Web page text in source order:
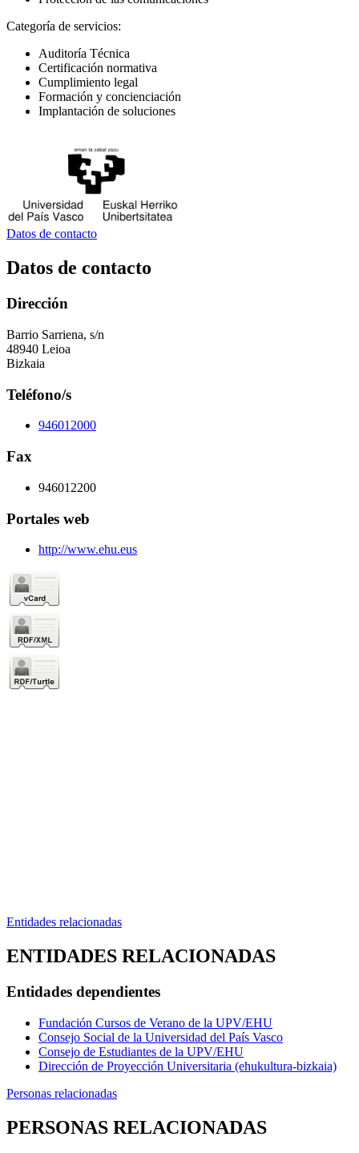
Categoría de servicios:
Auditoría Técnica
Certificación normativa
Cumplimiento legal
Formación y concienciación
Implantación de soluciones
Datos de contacto
Datos de contacto
Dirección
Barrio Sarriena, s/n
48940 Leioa
Bizkaia
Teléfono/s
946012000
Fax
946012200
Portales web
http://www.ehu.eus
Entidades relacionadas
ENTIDADES RELACIONADAS
Entidades dependientes
Fundación Cursos de Verano de la UPV/EHU
Consejo Social de la Universidad del País Vasco
Consejo de Estudiantes de la UPV/EHU
Dirección de Proyección Universitaria (ehukultura-bizkaia)
Personas relacionadas
PERSONAS RELACIONADAS